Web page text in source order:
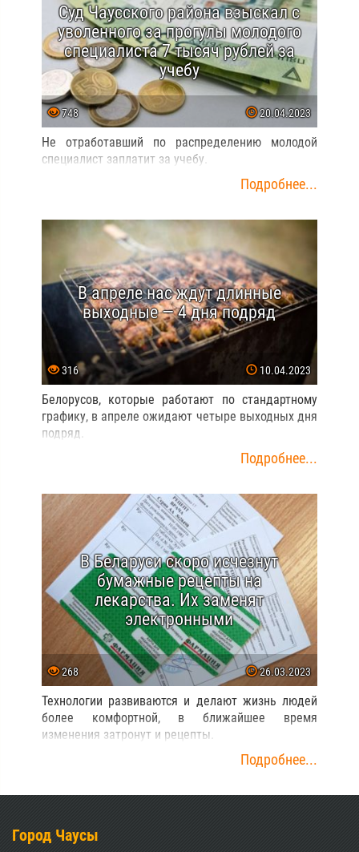
Суд Чаусского района взыскал с
уволенного за прогулы молодого
специалиста 7 тысяч рублей за
учебу
748 20.04.2023
Не отработавший по распределению молодой
специалист заплатит за учебу.
Подробнее...
В апреле нас ждут длинные
выходные — 4 дня подряд
316 10.04.2023
Белорусов, которые работают по стандартному
графику, в апреле ожидают четыре выходных дня
подряд.
Подробнее...
В Беларуси скоро исчезнут
бумажные рецепты на
лекарства. Их заменят
электронными
268 26.03.2023
Технологии развиваются и делают жизнь людей
более комфортной, в ближайшее время
изменения затронут и рецепты.
Подробнее...
Город Чаусы